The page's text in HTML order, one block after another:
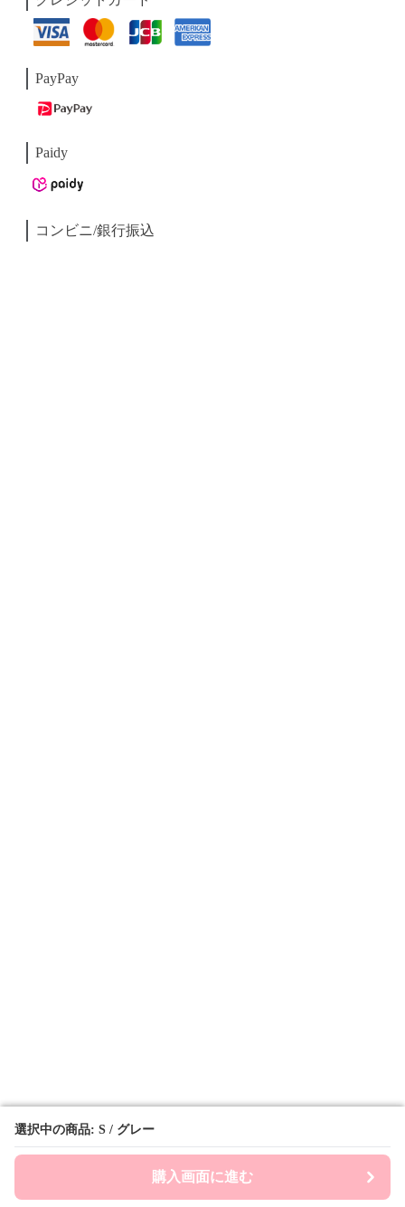
選択中の商品: S / グレー
購入画面に進む
選択中の商品: S / グレー
購入画面に進む
PayPay
Paidy
コンビニ/銀行振込